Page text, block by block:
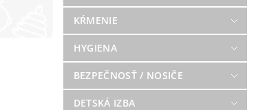
KŔMENIE
HYGIENA
BEZPEČNOSŤ / NOSIČE
DETSKÁ IZBA